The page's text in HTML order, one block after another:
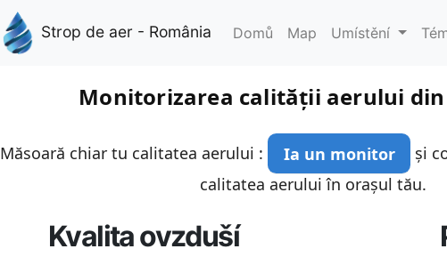
Strop de aer - România Domů Map Umístění
Monitorizarea calității aerului din
Măsoară chiar tu calitatea aerului : Ia un monitor
și
calitatea aerului în orașul tău.
Kvalita ovzduší